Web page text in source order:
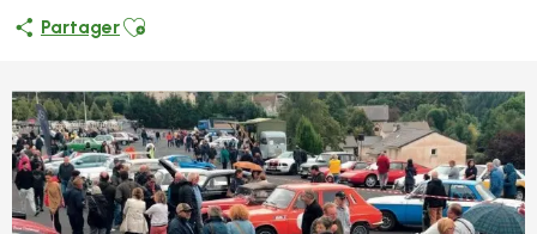
PartagerAjouter aux favoris